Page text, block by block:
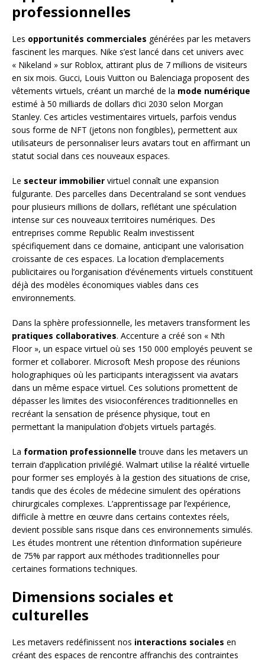
professionnelles
Les opportunités commerciales générées par les metavers
fascinent les marques. Nike s’est lancé dans cet univers avec
« Nikeland » sur Roblox, attirant plus de 7 millions de visiteurs
en six mois. Gucci, Louis Vuitton ou Balenciaga proposent des
vêtements virtuels, créant un marché de la mode numérique
estimé à 50 milliards de dollars d’ici 2030 selon Morgan
Stanley. Ces articles vestimentaires virtuels, parfois vendus
sous forme de NFT (jetons non fongibles), permettent aux
utilisateurs de personnaliser leurs avatars tout en affirmant un
statut social dans ces nouveaux espaces.
Le secteur immobilier virtuel connaît une expansion
fulgurante. Des parcelles dans Decentraland se sont vendues
pour plusieurs millions de dollars, reflétant une spéculation
intense sur ces nouveaux territoires numériques. Des
entreprises comme Republic Realm investissent
spécifiquement dans ce domaine, anticipant une valorisation
croissante de ces espaces. La location d’emplacements
publicitaires ou l’organisation d’événements virtuels constituent
déjà des modèles économiques viables dans ces
environnements.
Dans la sphère professionnelle, les metavers transforment les
pratiques collaboratives. Accenture a créé son « Nth
Floor », un espace virtuel où ses 150 000 employés peuvent se
former et collaborer. Microsoft Mesh propose des réunions
holographiques où les participants interagissent via avatars
dans un même espace virtuel. Ces solutions promettent de
dépasser les limites des visioconférences traditionnelles en
recréant la sensation de présence physique, tout en
permettant la manipulation d’objets virtuels partagés.
La formation professionnelle trouve dans les metavers un
terrain d’application privilégié. Walmart utilise la réalité virtuelle
pour former ses employés à la gestion des situations de crise,
tandis que des écoles de médecine simulent des opérations
chirurgicales complexes. L’apprentissage par l’expérience,
difficile à mettre en œuvre dans certains contextes réels,
devient possible sans risque dans ces environnements simulés.
Les études montrent une rétention d’information supérieure
de 75% par rapport aux méthodes traditionnelles pour
certaines formations techniques.
Dimensions sociales et
culturelles
Les metavers redéfinissent nos interactions sociales en
créant des espaces de rencontre affranchis des contraintes